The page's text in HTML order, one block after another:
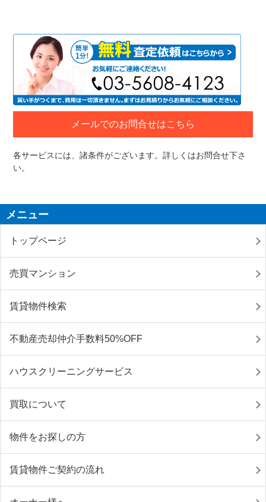
メールでのお問合せはこちら
各サービスには、諸条件がございます。詳しくはお問合せ下さ
い。
メニュー
トップページ
売買マンション
賃貸物件検索
不動産売却仲介手数料50%OFF
ハウスクリーニングサービス
買取について
物件をお探しの方
賃貸物件ご契約の流れ